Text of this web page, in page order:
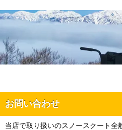
お問い合わせ
当店で取り扱いのスノースクート全